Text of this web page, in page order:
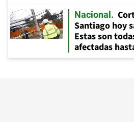
Nacional
Santiago hoy
Estas son
afectadas